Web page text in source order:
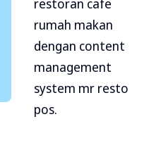
restoran cafe
rumah makan
dengan content
management
system mr resto
pos.